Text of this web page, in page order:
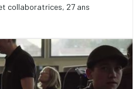
collaboratrices, 27 ans